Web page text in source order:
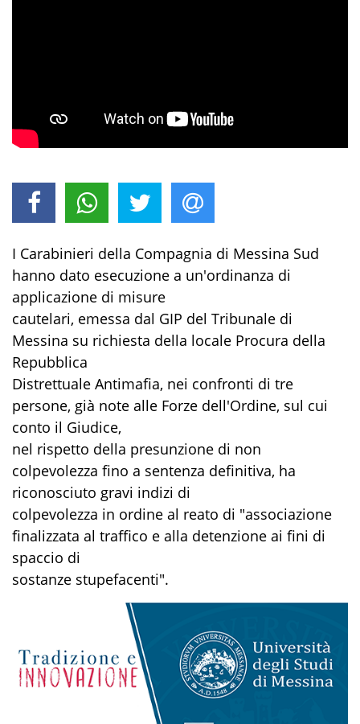
I Carabinieri della Compagnia di Messina Sud
hanno dato esecuzione a un'ordinanza di
applicazione di misure
cautelari, emessa dal GIP del Tribunale di
Messina su richiesta della locale Procura della
Repubblica
Distrettuale Antimafia, nei confronti di tre
persone, già note alle Forze dell'Ordine, sul cui
conto il Giudice,
nel rispetto della presunzione di non
colpevolezza fino a sentenza definitiva, ha
riconosciuto gravi indizi di
colpevolezza in ordine al reato di "associazione
finalizzata al traffico e alla detenzione ai fini di
spaccio di
sostanze stupefacenti".